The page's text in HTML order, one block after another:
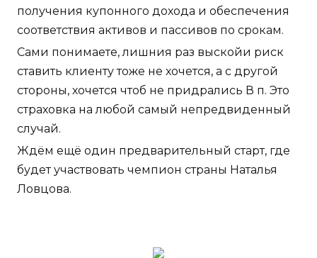
получения купонного дохода и обеспечения
соответствия активов и пассивов по срокам.
Сами понимаете, лишния раз выскойи риск
ставить клиенту тоже не хочется, а с другой
стороны, хочется чтоб не придрались В п. Это
страховка на любой самый непредвиденный
случай.
Ждём ещё один предварительный старт, где
будет участвовать чемпион страны Наталья
Ловцова.